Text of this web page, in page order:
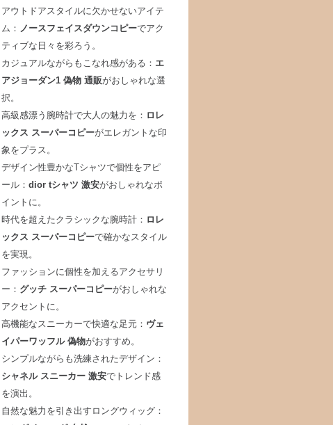
アウトドアスタイルに欠かせないアイテ
ム： ノースフェイスダウンコピーでアク
ティブな日々を彩ろう。
カジュアルながらもこなれ感がある： エ
アジョーダン1 偽物 通販がおしゃれな選
択。
高級感漂う腕時計で大人の魅力を： ロレ
ックス スーパーコピーがエレガントな印
象をプラス。
デザイン性豊かなTシャツで個性をアピ
ール：dior tシャツ 激安がおしゃれなポ
イントに。
時代を超えたクラシックな腕時計： ロレ
ックス スーパーコピーで確かなスタイル
を実現。
ファッションに個性を加えるアクセサリ
ー： グッチ スーパーコピーがおしゃれな
アクセントに。
高機能なスニーカーで快適な足元： ヴェ
イパーワッフル 偽物がおすすめ。
シンプルながらも洗練されたデザイン：
シャネル スニーカー 激安でトレンド感
を演出。
自然な魅力を引き出すロングウィッグ：